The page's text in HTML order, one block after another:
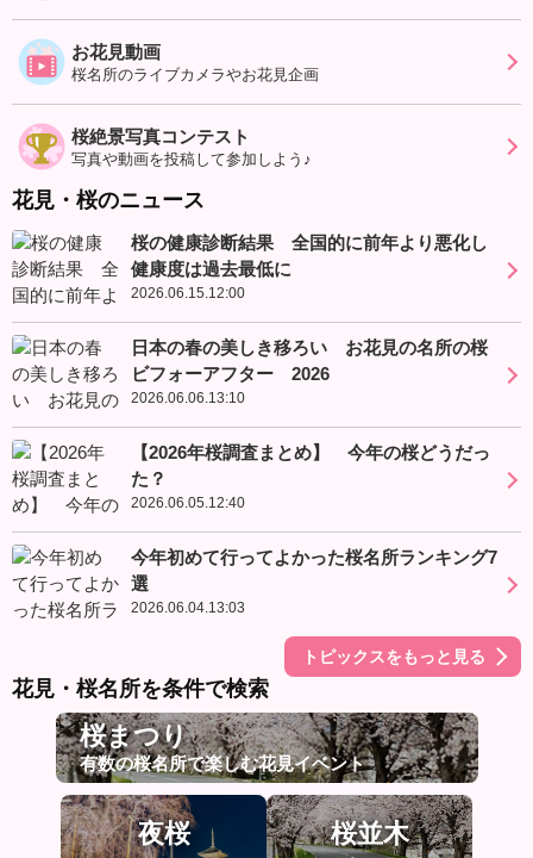
お花見動画
桜名所のライブカメラやお花見企画
桜絶景写真コンテスト
写真や動画を投稿して参加しよう♪
花見・桜のニュース
桜の健康診断結果 全国的に前年より悪化し
健康度は過去最低に
2026.06.15.12:00
日本の春の美しき移ろい お花見の名所の桜
ビフォーアフター 2026
2026.06.06.13:10
【2026年桜調査まとめ】 今年の桜どうだっ
た？
2026.06.05.12:40
今年初めて行ってよかった桜名所ランキング7
選
2026.06.04.13:03
トピックスをもっと見る
花見・桜名所を条件で検索
桜まつり
有数の桜名所で楽しむ花見イベント
夜桜 桜並木